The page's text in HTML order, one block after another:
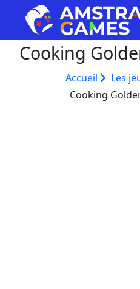
Cooking
Accueil
Les
Cooking